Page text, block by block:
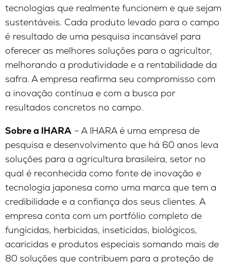
tecnologias que realmente funcionem e que sejam
sustentáveis. Cada produto levado para o campo
é resultado de uma pesquisa incansável para
oferecer as melhores soluções para o agricultor,
melhorando a produtividade e a rentabilidade da
safra. A empresa reafirma seu compromisso com
a inovação contínua e com a busca por
resultados concretos no campo.
Sobre a IHARA – A IHARA é uma empresa de
pesquisa e desenvolvimento que há 60 anos leva
soluções para a agricultura brasileira, setor no
qual é reconhecida como fonte de inovação e
tecnologia japonesa como uma marca que tem a
credibilidade e a confiança dos seus clientes. A
empresa conta com um portfólio completo de
fungicidas, herbicidas, inseticidas, biológicos,
acaricidas e produtos especiais somando mais de
80 soluções que contribuem para a proteção de